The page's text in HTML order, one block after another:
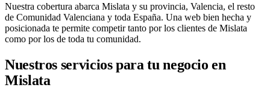
Nuestra cobertura abarca Mislata y su provincia, Valencia, el resto
de Comunidad Valenciana y toda España. Una web bien hecha y
posicionada te permite competir tanto por los clientes de Mislata
como por los de toda tu comunidad.
Nuestros servicios para tu negocio en
Mislata